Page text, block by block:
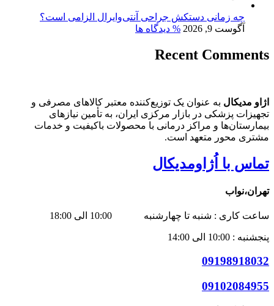
چه زمانی دستکش جراحی آنتی‌وایرال الزامی است؟
آگوست 9, 2026
% دیدگاه ها
Recent Comments
اژاو مدیکال به عنوان یک توزیع‌کننده معتبر کالاهای مصرفی و
تجهیزات پزشکی در بازار مرکزی ایران، به تأمین نیازهای
بیمارستان‌ها و مراکز درمانی با محصولات باکیفیت و خدمات
مشتری محور متعهد است.
تماس با اُژاومدیکال
تهران،نواب
ساعت کاری : شنبه تا چهارشنبه 10:00 الی 18:00
پنجشنبه : 10:00 الی 14:00
09198918032
09102084955